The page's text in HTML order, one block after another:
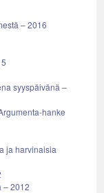
– 2016
syyspäivänä –
hanke
ja harvinaisia
– 2012